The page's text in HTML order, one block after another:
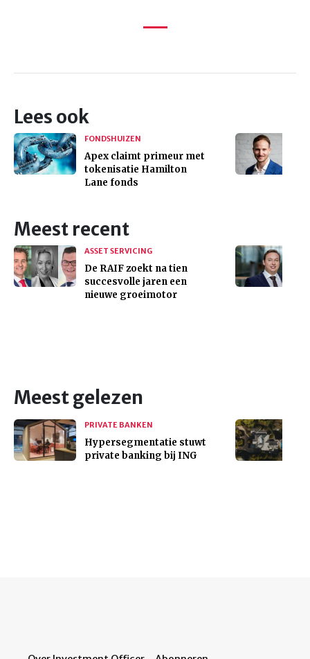
Lees ook
FONDSHUIZEN
Apex claimt primeur met
tokenisatie Hamilton
Lane fonds
Meest recent
ASSET SERVICING
De RAIF zoekt na tien
succesvolle jaren een
nieuwe groeimotor
Meest gelezen
PRIVATE BANKEN
Hypersegmentatie stuwt
private banking bij ING